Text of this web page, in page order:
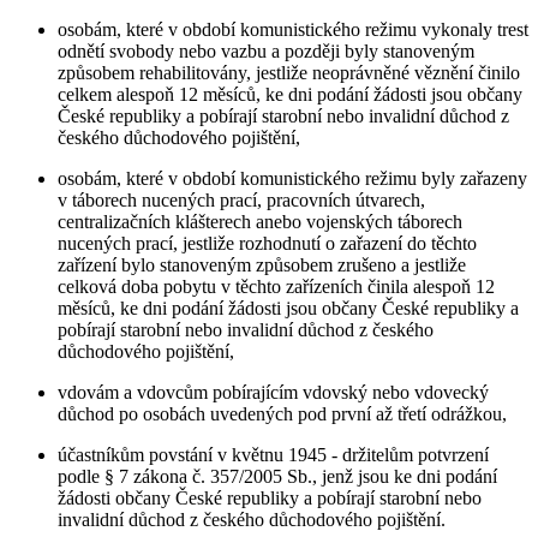
osobám, které v období komunistického režimu vykonaly trest
odnětí svobody nebo vazbu a později byly stanoveným
způsobem rehabilitovány, jestliže neoprávněné věznění činilo
celkem alespoň 12 měsíců, ke dni podání žádosti jsou občany
České republiky a pobírají starobní nebo invalidní důchod z
českého důchodového pojištění,
osobám, které v období komunistického režimu byly zařazeny
v táborech nucených prací, pracovních útvarech,
centralizačních klášterech anebo vojenských táborech
nucených prací, jestliže rozhodnutí o zařazení do těchto
zařízení bylo stanoveným způsobem zrušeno a jestliže
celková doba pobytu v těchto zařízeních činila alespoň 12
měsíců, ke dni podání žádosti jsou občany České republiky a
pobírají starobní nebo invalidní důchod z českého
důchodového pojištění,
vdovám a vdovcům pobírajícím vdovský nebo vdovecký
důchod po osobách uvedených pod první až třetí odrážkou,
účastníkům povstání v květnu 1945 - držitelům potvrzení
podle § 7 zákona č. 357/2005 Sb., jenž jsou ke dni podání
žádosti občany České republiky a pobírají starobní nebo
invalidní důchod z českého důchodového pojištění.